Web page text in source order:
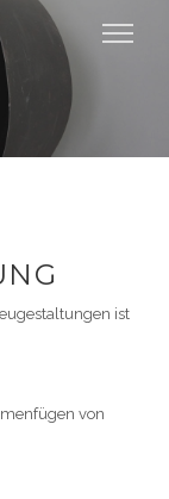
ist
von